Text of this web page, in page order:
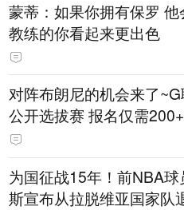
蒙蒂：如果你拥有保罗 他
教练的你看起来更出色
对阵布朗尼的机会来了
公开选拔赛 报名仅需
为国征战15年！前NBA球
斯宣布从拉脱维亚国家队